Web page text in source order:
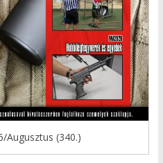
Augusztus (340.)